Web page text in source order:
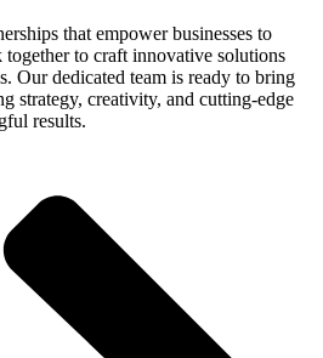
that empower businesses to
to craft innovative solutions
Our dedicated team is ready to bring
strategy, creativity, and cutting-edge
results.